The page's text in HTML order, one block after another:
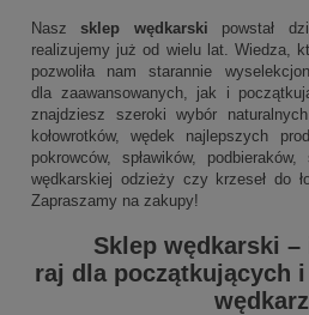
Naszsklep wędkarski powstał
realizujemy już od wielu lat. Wiedza,
pozwoliła nam starannie
dla zaawansowanych, jak i
znajdziesz szeroki wybór
kołowrotków, wędek najlepszych
pokrowców, spławików,
wędkarskiej odzieży czy krzeseł do
Zapraszamy na zakupy!
Sklep wędkarski –
raj dla początkujących